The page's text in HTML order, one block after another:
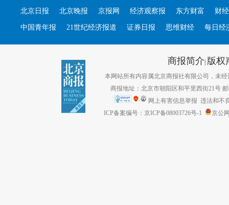
北京日报 北京晚报 京报网 经济观察报 东方财富 财
中国青年报 21世纪经济报道 证券日报 思维财经 每日经
商报简介| 版权
本网站所有内容属北京商报社有限公司，未经
商报地址：北京市朝阳区和平里西街21号
网上有害信息举报 违法和不
ICP备案编号：京ICP备08003726号-1
京公